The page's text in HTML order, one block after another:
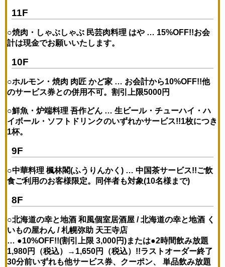
11F
○焼肉・しゃぶしゃぶ 民芸肉料理 はや … 15%OFF!!お会
計は現金でお願いいたします。
10F
○ホルモン・焼肉 肉匠 かど家 … お会計から10%OFF!!他
のサービス券との併用不可。割引上限5000円
○鮮魚・炉端料理 吾作どん …生ビール・チューハイ・ハ
イボール・ソフトドリンクのいずれかサービス!!1枚につき
1杯。
9F
○中華料理 楓林閣(ふうりんかく) …中国茶サービス!!ご飲
食ご利用のお客様限定。同伴者も対象(10名様まで)
8F
○北海道の幸と地酒和風個室居酒屋 / 北海道の幸と地酒 く
いもの屋わん / 札幌弥助 天王寺店
… ●10%OFF!!(割引上限 3,000円)または●2時間飲み放題
1,980円（税込）→1,650円（税込）!!ラストオーダー終了
30分前いずれも他サービス券、クーポン、 単品飲み放題